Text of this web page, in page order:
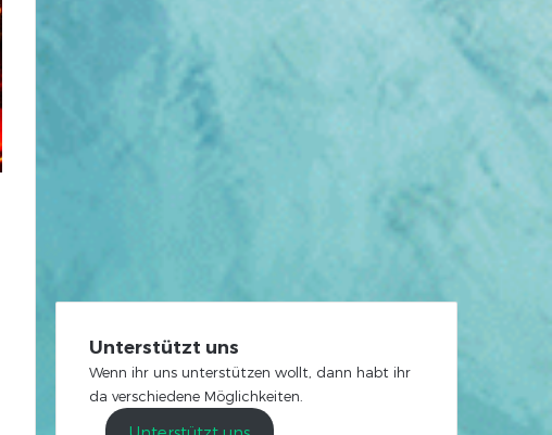
Unterstützt uns
Wenn ihr uns unterstützen wollt, dann habt ihr
da verschiedene Möglichkeiten.